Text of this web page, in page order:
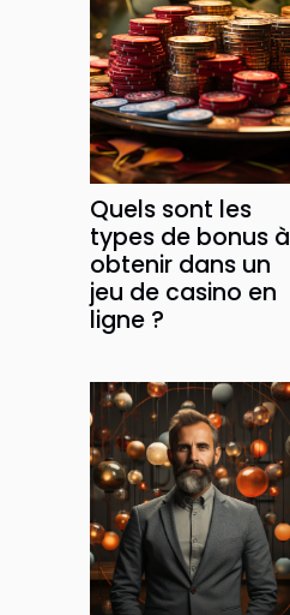
Quels sont les
types de bonus à
obtenir dans un
jeu de casino en
ligne ?